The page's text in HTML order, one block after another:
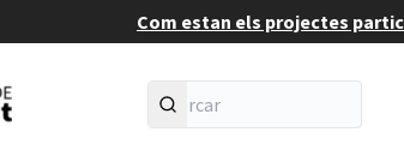
Com estan els projectes